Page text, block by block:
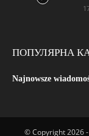
ПОПУЛЯРНА
Najnowsze
© Copyright 2026 -